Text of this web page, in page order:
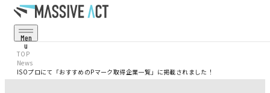
Men
U
Cl
Os
E
Service
TOP
News
ISOプロにて「おすすめのPマーク取得企業一覧」に掲載されました！